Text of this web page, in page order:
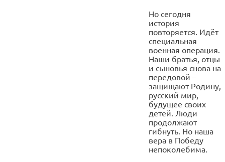
Но сегодня
история
повторяется. Идёт
специальная
военная операция.
Наши братья, отцы
и сыновья снова на
передовой –
защищают Родину,
русский мир,
будущее своих
детей. Люди
продолжают
гибнуть. Но наша
вера в Победу
непоколебима.